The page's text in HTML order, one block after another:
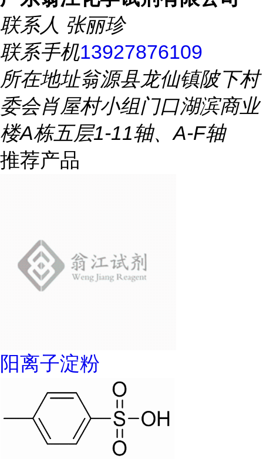
联系人 张丽珍
联系手机13927876109
所在地址翁源县龙仙镇陂下村
委会肖屋村小组门口湖滨商业
楼A栋五层1-11轴、A-F轴
推荐产品
阳离子淀粉